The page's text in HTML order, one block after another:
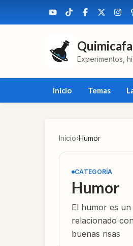
Experimentos,
Inicio Temas
Inicio›Humor
CATEGORÍA
Humor
El humor es
relacionado
buenas risas